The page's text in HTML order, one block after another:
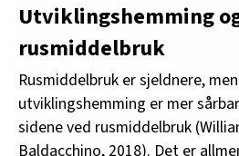
Utviklingshemming
rusmiddelbruk
Rusmiddelbruk er sjeldnere,
utviklingshemming er mer
sidene ved rusmiddelbruk
Baldacchino, 2018). Det er